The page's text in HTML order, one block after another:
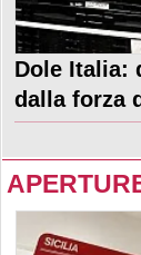
Dole Italia:
dalla forza